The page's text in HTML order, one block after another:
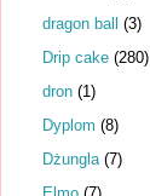
dragon ball (3)
Drip cake (280)
dron (1)
Dyplom (8)
Dżungla (7)
Elmo (7)